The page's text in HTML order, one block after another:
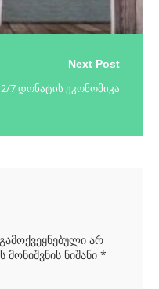
Next Post
7 დონატის ეკონომიკა
არ
ნიშანი *